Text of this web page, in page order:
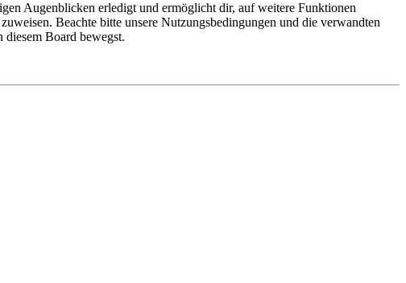
Augenblicken erledigt und ermöglicht dir, auf weitere Funktionen
Beachte bitte unsere Nutzungsbedingungen und die verwandten
Board bewegst.